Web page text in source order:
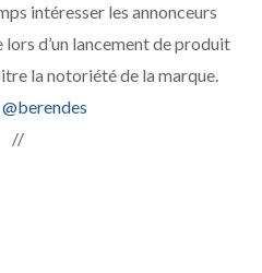
intéresser les annonceurs
d’un lancement de produit
la notoriété de la marque.
//